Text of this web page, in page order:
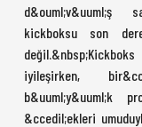
d&ouml;v&uuml;ş
kickboksu son
iyileşirken,
b&uuml;y&uuml;k
&ccedil;ekleri